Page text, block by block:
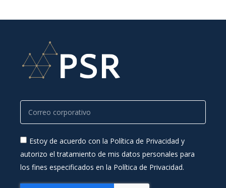
Estoy de acuerdo con la Política de Privacidad y
autorizo el tratamiento de mis datos personales para
los fines especificados en la Política de Privacidad.